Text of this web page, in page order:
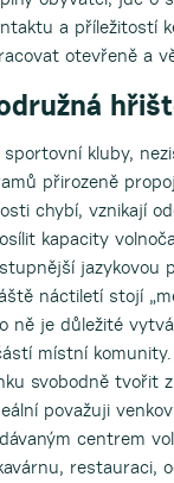
a příležitostí
otevřeně a
kluby,
přirozeně
chybí, vznikají
kapacity
jazykovou
náctiletí stojí
ně je důležité
místní
svobodně tvořit
považuji
centrem
restauraci,